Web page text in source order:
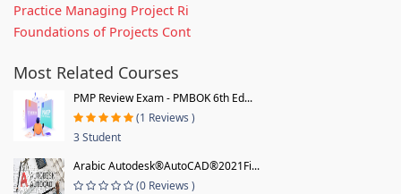
Practice Managing Project Ri
Foundations of Projects Cont
Most Related Courses
PMP Review Exam - PMBOK 6th Ed...
(1 Reviews )
3 Student
Arabic Autodesk®AutoCAD®2021Fi...
(0 Reviews )